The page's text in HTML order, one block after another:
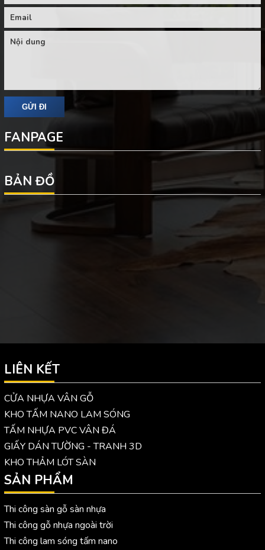
FANPAGE
BẢN ĐỒ
LIÊN KẾT
CỬA NHỰA VÂN GỖ
KHO TẤM NANO LAM SÓNG
TẤM NHỰA PVC VÂN ĐÁ
GIẤY DÁN TƯỜNG - TRANH 3D
KHO THẢM LÓT SÀN
SẢN PHẨM
Thi công sàn gỗ sàn nhựa
Thi công gỗ nhựa ngoài trời
Thi công lam sóng tấm nano